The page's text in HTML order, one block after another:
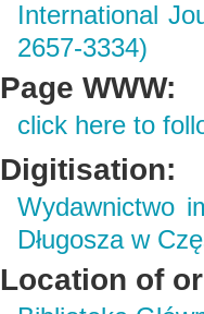
International
2657-3334)
Page WWW:
click here to
Digitisation:
Wydawnictwo
Długosza w
Location of